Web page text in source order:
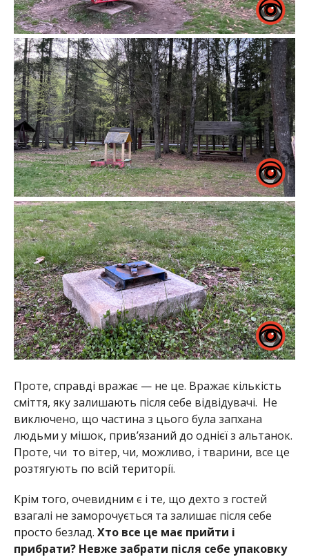
Проте, справді вражає — не це. Вражає кількість
сміття, яку залишають після себе відвідувачі. Не
виключено, що частина з цього була запхана
людьми у мішок, прив’язаний до однієї з альтанок.
Проте, чи то вітер, чи, можливо, і тварини, все це
розтягують по всій території.
Крім того, очевидним є і те, що дехто з гостей
взагалі не заморочується та залишає після себе
просто безлад. Хто все це має прийти і
прибрати? Невже забрати після себе упаковку